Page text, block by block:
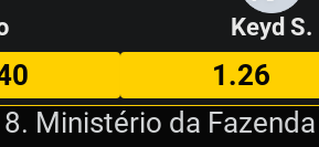
Keyd S.
1.26
Ministério da